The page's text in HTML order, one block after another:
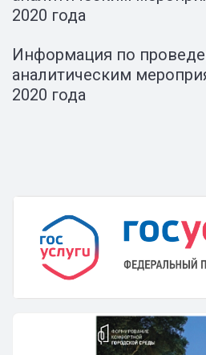
2020 года
Информация по
аналитическим
2020 года